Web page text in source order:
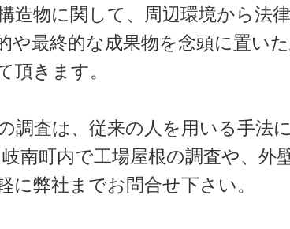
造物に関して、周辺環境から法
や最終的な成果物を念頭に置い
頂きます。
調査は、従来の人を用いる手法
南町内で工場屋根の調査や、外
に弊社までお問合せ下さい。